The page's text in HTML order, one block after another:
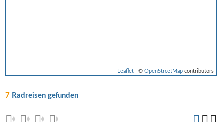
Leaflet| © OpenStreetMapcontributors
7 Radreisen gefunden